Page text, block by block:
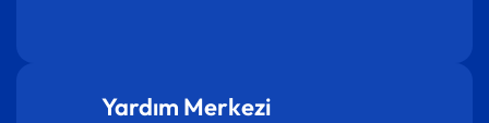
Yardım Merkezi